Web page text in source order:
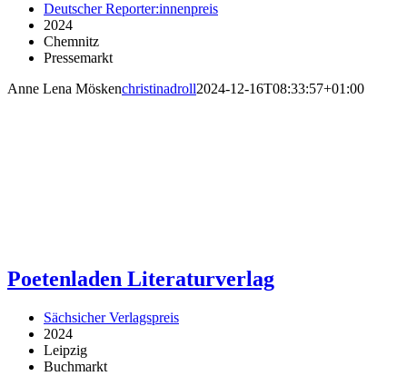
Deutscher Reporter:innenpreis
2024
Chemnitz
Pressemarkt
Anne Lena Möskenchristinadroll2024-12-16T08:33:57+01:00
Poetenladen Literaturverlag
Sächsicher Verlagspreis
2024
Leipzig
Buchmarkt